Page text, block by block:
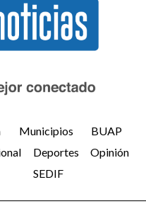
Municipios
BUAP
Deportes
Opinión
SEDIF